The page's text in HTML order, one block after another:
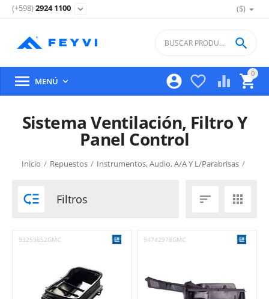
($)
(+598)2924 1100 expand_more
0

 


 MENÚ 
Sistema Ventilación, Filtro Y
Panel Control
Inicio / Repuestos / Instrumentos, Audio, A/A Y L/Parabrisas /
 Filtros  
93253652GMC 94742978GMC